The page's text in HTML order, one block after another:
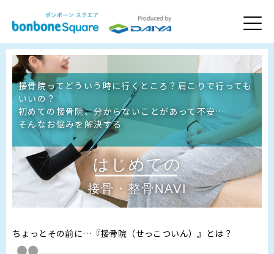
接骨院ってどういう時に行くところ？肩こりで行っても
いいの？
初めての接骨院、分からないことがあって不安…
そんなお悩みを解決する
はじめての
接骨・整骨NAVI
ちょっとその前に…『接骨院（せっこついん）』とは？